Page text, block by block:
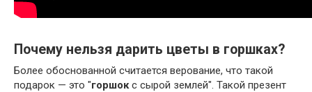
Почему нельзя дарить цветы в горшках?
Более обоснованной считается верование, что такой
подарок — это "горшокс сырой землей". Такой презент